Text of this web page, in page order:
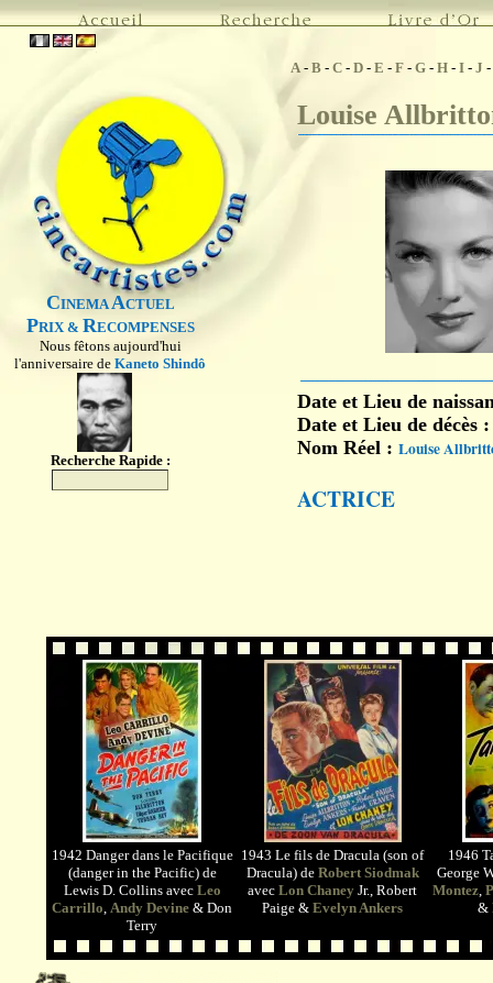
CINEMAACTUEL
PRIX & RECOMPENSES
Nous fêtons aujourd'hui
l'anniversaire de Kaneto Shindô
Recherche Rapide :
A- B - C - D - E - F - G - H - I - J -
Louise
Date et Lieu de
Date et Lieu de décès
Nom Réel : Louise
ACTRICE
1942 Danger dans le Pacifique
(danger in the Pacific) de
Lewis D. Collins avec Leo
Carrillo, Andy Devine & Don
Terry
1943 Le fils de Dracula (son of
Dracula) de Robert Siodmak
avec Lon Chaney Jr., Robert
Paige & Evelyn Ankers
1946
George
Montez,
&